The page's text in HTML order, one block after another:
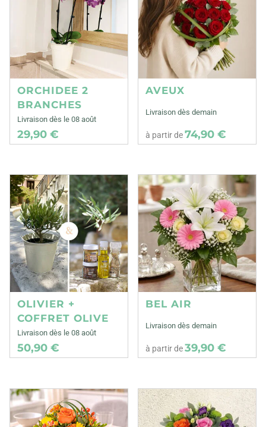
ORCHIDEE 2
BRANCHES
Livraison dès le 08 août
29,90 €
AVEUX
Livraison dès demain
à partir de74,90 €
OLIVIER +
COFFRET OLIVE
Livraison dès le 08 août
50,90 €
BEL AIR
Livraison dès demain
à partir de39,90 €